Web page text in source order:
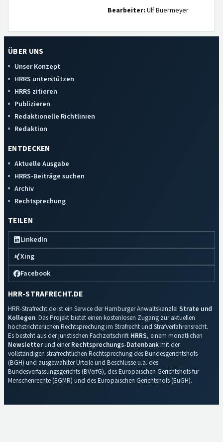
Bearbeiter: Ulf Buermeyer
ÜBER UNS
Unser Konzept
HRRS unterstützen
HRRS zitieren
Publizieren
Redaktionelle Richtlinien
Redaktion
ENTDECKEN
Aktuelle Ausgabe
HRRS-Beiträge suchen
Archiv
Rechtsprechung
TEILEN
LinkedIn
Xing
Facebook
HRR-STRAFRECHT.DE
HRR-Strafrecht.de ist ein Service der Hamburger Anwaltskanzlei Strate und
Kollegen. Das Projekt bietet einen kostenlosen Zugang zur aktuellen
höchstrichterlichen Rechtsprechung im Strafrecht und Strafverfahrensrecht.
Es besteht aus der juristischen Fachzeitschrift HRRS, einem monatlichen
Newsletterund einerRechtsprechungs-Datenbankmit der
vollständigen strafrechtlichen Rechtsprechung des Bundesgerichtshofs
(BGH) und ausgewählter Urteile und Beschlüsse u.a. des
Bundesverfassungsgerichts (BVerfG), des Europäischen Gerichtshofs für
Menschenrechte (EGMR) und des Europäischen Gerichtshofs (EuGH).